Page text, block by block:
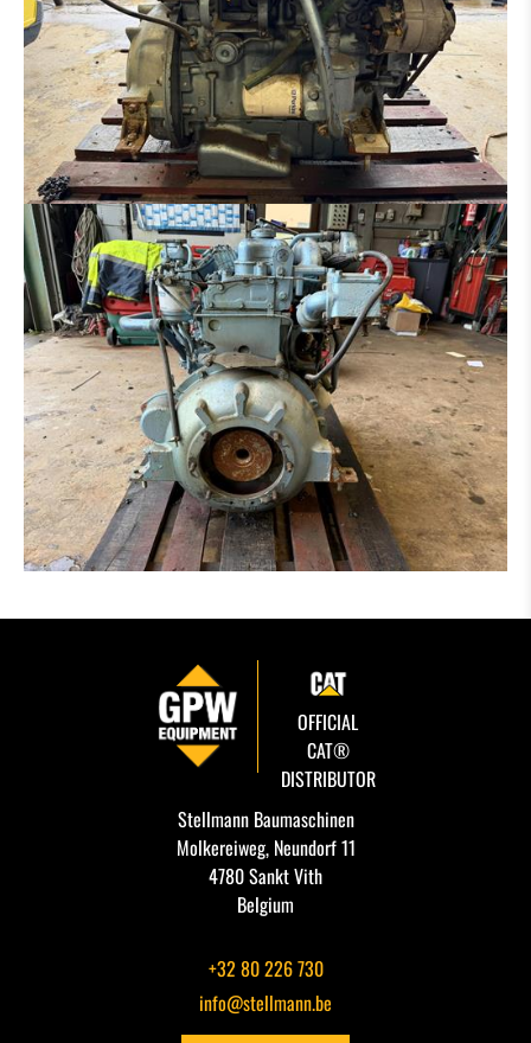
OFFICIAL
CAT®
DISTRIBUTOR
Stellmann Baumaschinen
Molkereiweg, Neundorf 11
4780 Sankt Vith
Belgium
+32 80 226 730
info@stellmann.be